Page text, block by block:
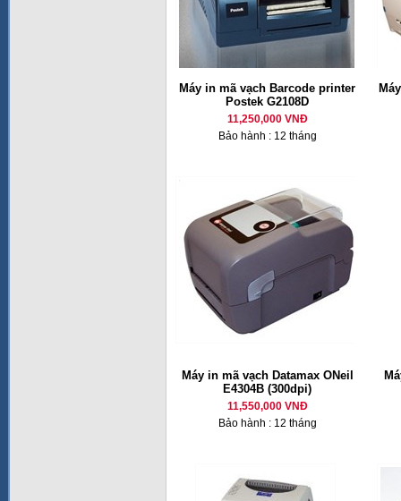
Máy in mã vạch Barcode printer
Postek G2108D
11,250,000 VNĐ
Bảo hành : 12 tháng
Máy in mã vạch Datamax ONeil
E4304B (300dpi)
11,550,000 VNĐ
Bảo hành : 12 tháng